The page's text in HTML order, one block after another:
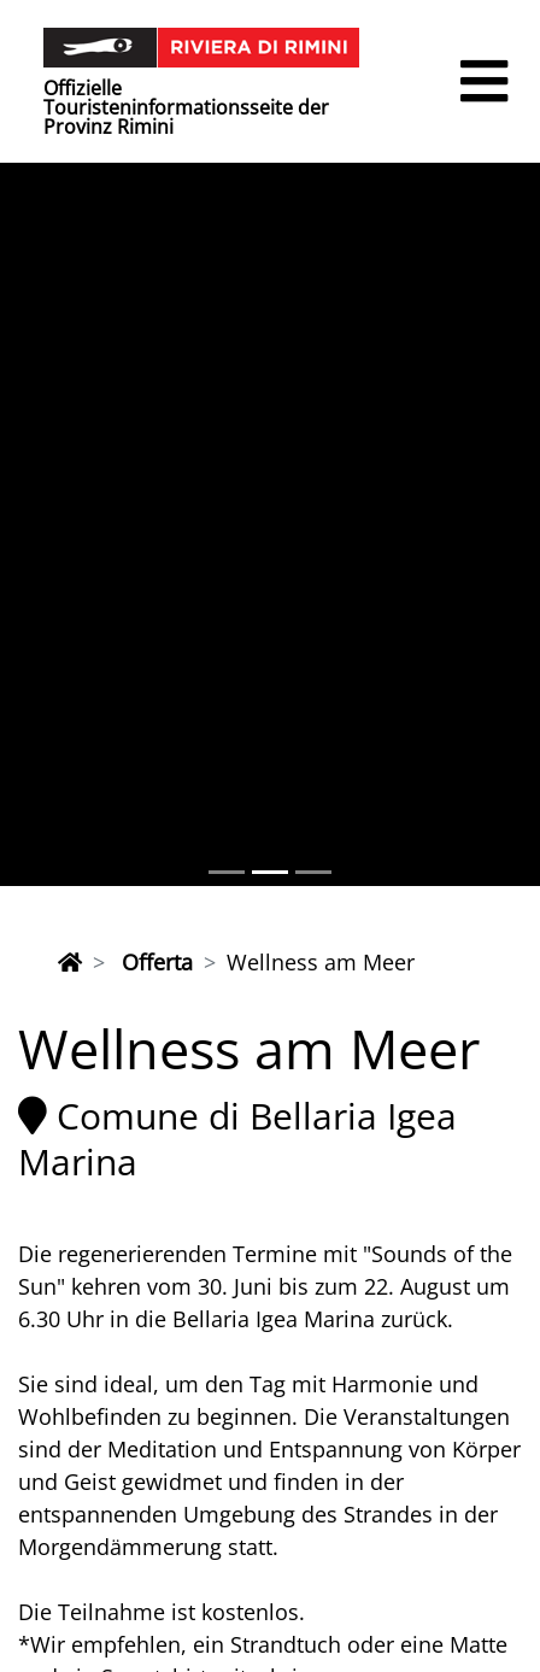
Offizielle
Touristeninformationsseite der
Provinz Rimini
Offerta Wellness am Meer
Wellness am Meer
Comune di Bellaria Igea
Marina
Die regenerierenden Termine mit "Sounds of the
Sun" kehren vom 30. Juni bis zum 22. August um
6.30 Uhr in die Bellaria Igea Marina zurück.
Sie sind ideal, um den Tag mit Harmonie und
Wohlbefinden zu beginnen. Die Veranstaltungen
sind der Meditation und Entspannung von Körper
und Geist gewidmet und finden in der
entspannenden Umgebung des Strandes in der
Morgendämmerung statt.
Die Teilnahme ist kostenlos.
*Wir empfehlen, ein Strandtuch oder eine Matte